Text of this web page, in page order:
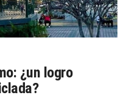
¿un logro